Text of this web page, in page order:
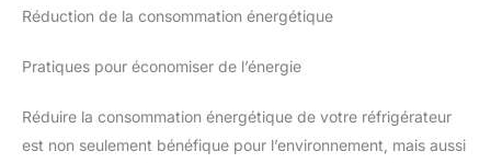
Réduction de la consommation énergétique
Pratiques pour économiser de l’énergie
Réduire la consommation énergétique de votre réfrigérateur
est non seulement bénéfique pour l’environnement, mais aussi